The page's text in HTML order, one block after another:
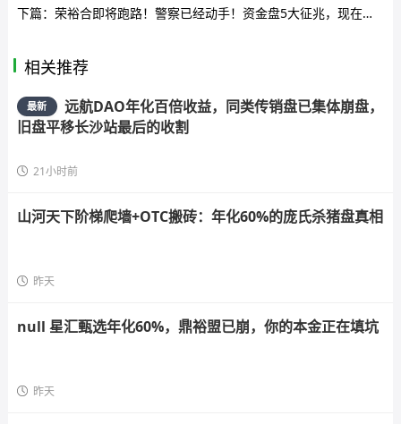
下篇： 荣裕合即将跑路！警察已经动手！资金盘5大征兆，现在跑还来得及！
相关推荐
最新
远航DAO年化百倍收益，同类传销盘已集体崩盘，
旧盘平移长沙站最后的收割
21小时前
山河天下阶梯爬墙+OTC搬砖：年化60%的庞氏杀猪盘真相
昨天
null 星汇甄选年化60%，鼎裕盟已崩，你的本金正在填坑
昨天